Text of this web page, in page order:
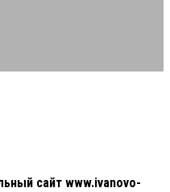
сайт www.ivanovo-